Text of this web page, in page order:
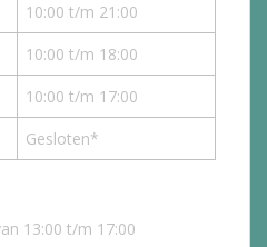
10:00 t/m 21:00
10:00 t/m 18:00
10:00 t/m 17:00
Gesloten*
13:00 t/m 17:00